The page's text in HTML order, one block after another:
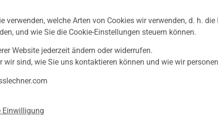
verwenden, welche Arten von Cookies wir verwenden, d. h.
und wie Sie die Cookie-Einstellungen steuern können.
Website jederzeit ändern oder widerrufen.
sind, wie Sie uns kontaktieren können und wie wir
Einwilligung